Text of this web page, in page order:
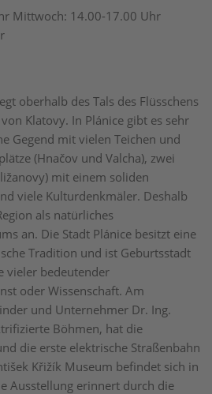
oberhalb des Tals des Flüsschens
Klatovy. In Plánice gibt es sehr
Gegend mit vielen Teichen und
(Hnačov und Valcha), zwei
mit einem soliden
viele Kulturdenkmäler. Deshalb
als natürliches
an. Die Stadt Plánice besitzt eine
Tradition und ist Geburtsstadt
vieler bedeutender
oder Wissenschaft. Am
und Unternehmer Dr. Ing.
Böhmen, hat die
die erste elektrische Straßenbahn
Křižík Museum befindet sich in
Ausstellung erinnert durch die
Mittwoch: 14.00-17.00 Uhr